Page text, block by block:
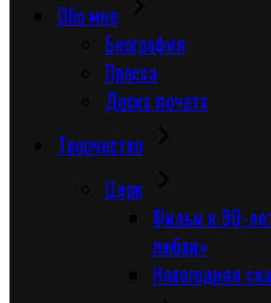
Обо мне
Биография
Пресса
Доска почета
Творчество
Цирк
Фильм к 90-
любви»
Новогодняя